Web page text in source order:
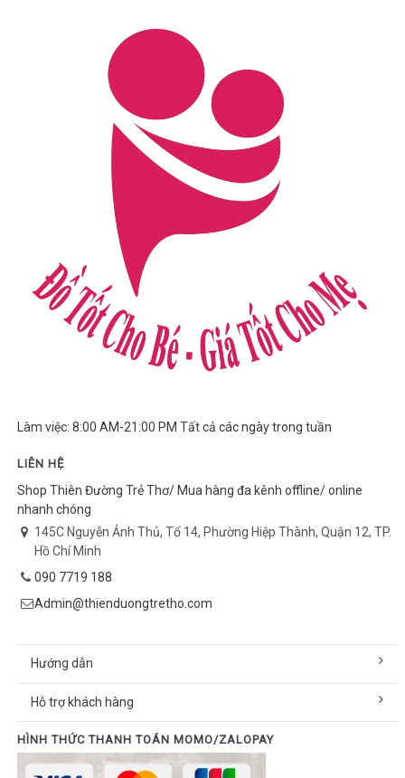
Làm việc: 8:00 AM-21:00 PM Tất cả các ngày trong tuần
LIÊN HỆ
Shop Thiên Đường Trẻ Thơ/ Mua hàng đa kênh offline/ online
nhanh chóng
145C Nguyễn Ảnh Thủ, Tổ 14, Phường Hiệp Thành, Quận 12, TP.
Hồ Chí Minh
090 7719 188
Admin@thienduongtretho.com
Hướng dẫn
Hỗ trợ khách hàng
HÌNH THỨC THANH TOÁN MOMO/ZALOPAY